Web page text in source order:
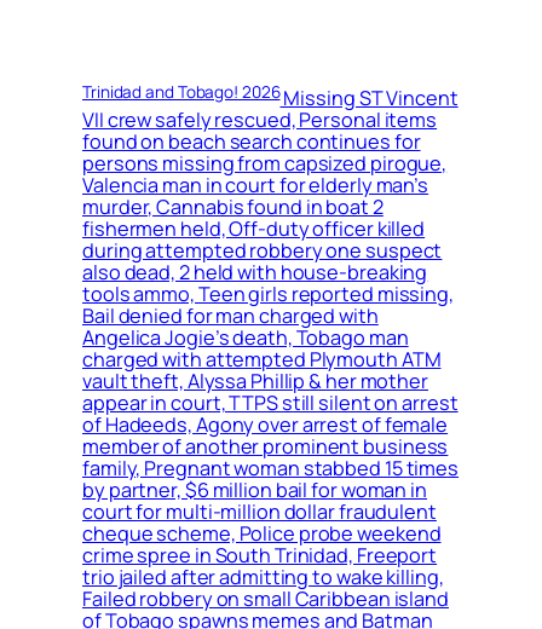
Trinidad and Tobago! 2026Missing ST Vincent
VII crew safely rescued, Personal items
found on beach search continues for
persons missing from capsized pirogue,
Valencia man in court for elderly man’s
murder, Cannabis found in boat 2
fishermen held, Off-duty officer killed
during attempted robbery one suspect
also dead, 2 held with house-breaking
tools ammo, Teen girls reported missing,
Bail denied for man charged with
Angelica Jogie’s death, Tobago man
charged with attempted Plymouth ATM
vault theft, Alyssa Phillip & her mother
appear in court, TTPS still silent on arrest
of Hadeeds, Agony over arrest of female
member of another prominent business
family, Pregnant woman stabbed 15 times
by partner, $6 million bail for woman in
court for multi-million dollar fraudulent
cheque scheme, Police probe weekend
crime spree in South Trinidad, Freeport
trio jailed after admitting to wake killing,
Failed robbery on small Caribbean island
of Tobago spawns memes and Batman